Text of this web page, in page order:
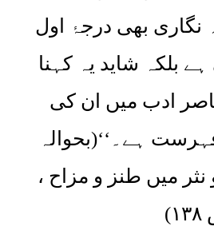
بھی درجۂ اول
بلکہ شاید یہ کہنا
ادب میں ان کی
ہے۔‘‘(بحوالہ
نثر میں طنز و مزاح ،